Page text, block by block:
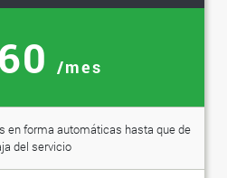
/mes
en forma automáticas hasta que de
del servicio